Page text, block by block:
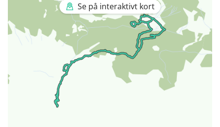
Se på interaktivt kort